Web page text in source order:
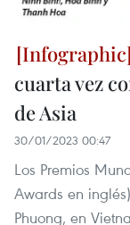
cuarta vez
de Asia
30/01/2023 00:47
Los Premios
Awards en
Phuong, en